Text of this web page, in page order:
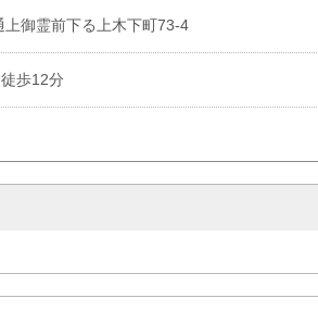
御霊前下る上木下町73-4
歩12分